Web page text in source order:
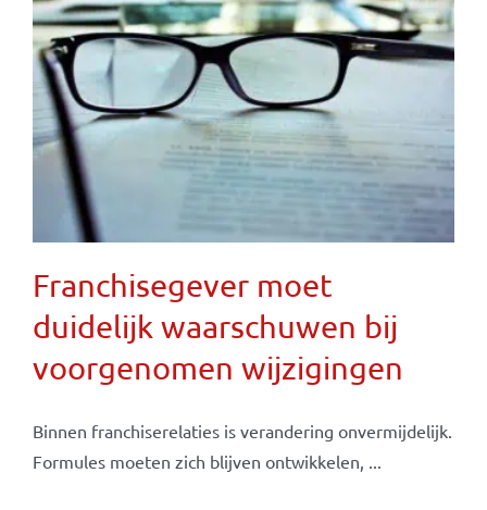
Franchisegever moet
duidelijk waarschuwen bij
voorgenomen wijzigingen
Binnen franchiserelaties is verandering onvermijdelijk.
Formules moeten zich blijven ontwikkelen, ...